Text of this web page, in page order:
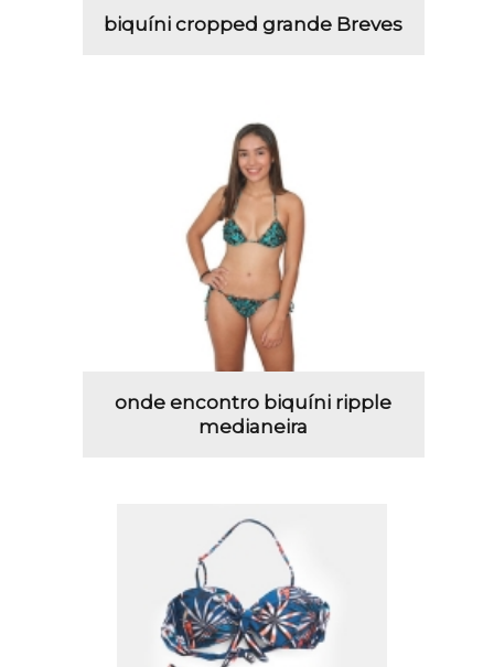
biquíni cropped grande Breves
onde encontro biquíni ripple
medianeira